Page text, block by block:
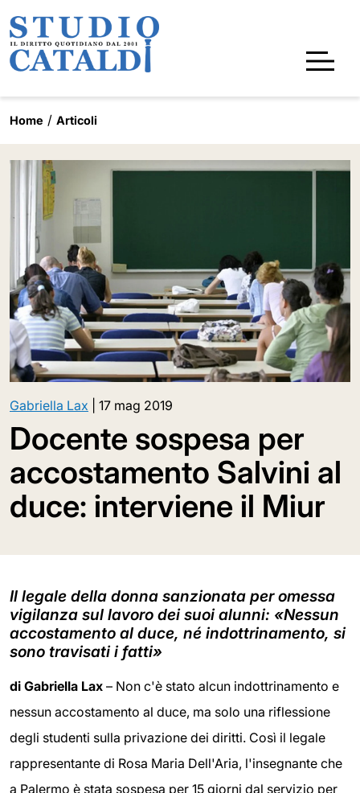
Home Articoli
Gabriella Lax 17 mag 2019
Docente sospesa per
accostamento Salvini al
duce: interviene il Miur
Il legale della donna sanzionata per omessa
vigilanza sul lavoro dei suoi alunni: «Nessun
accostamento al duce, né indottrinamento, si
sono travisati i fatti»
di Gabriella Lax – Non c'è stato alcun indottrinamento e
nessun accostamento al duce, ma solo una riflessione
degli studenti sulla privazione dei diritti. Così il legale
rappresentante di Rosa Maria Dell'Aria, l'insegnante che
a Palermo è stata sospesa per 15 giorni dal servizio per